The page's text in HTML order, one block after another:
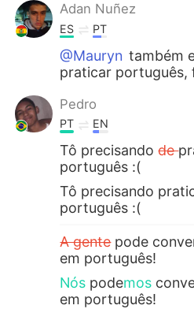
Русский
Indonesia Italiano
Türkçe
Português
Adan Nuñez
ES PT
@Mauryn também
praticar português,
Pedro
PT EN
Tô precisandode
português :(
Tô precisando
português :(
A gentepode
em português!
Nós podemos
em português!